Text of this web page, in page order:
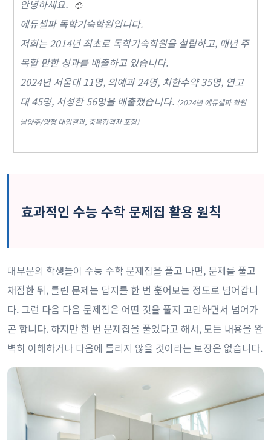
안녕하세요. 🙂
에듀셀파 독학기숙학원입니다.
저희는 2014년 최초로 독학기숙학원을 설립하고, 매년 주
목할 만한 성과를 배출하고 있습니다.
2024년 서울대 11명, 의예과 24명, 치한수약 35명, 연고
대 45명, 서성한 56명을 배출했습니다. (2024년 에듀셀파 학원
남양주/양평 대입결과, 중복합격자 포함)
효과적인 수능 수학 문제집 활용 원칙
대부분의 학생들이 수능 수학 문제집을 풀고 나면, 문제를 풀고
채점한 뒤, 틀린 문제는 답지를 한 번 훑어보는 정도로 넘어갑니
다. 그런 다음 다음 문제집은 어떤 것을 풀지 고민하면서 넘어가
곤 합니다. 하지만 한 번 문제집을 풀었다고 해서, 모든 내용을 완
벽히 이해하거나 다음에 틀리지 않을 것이라는 보장은 없습니다.